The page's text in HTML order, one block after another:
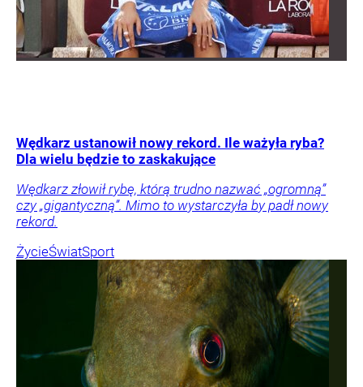
Wędkarz ustanowił nowy rekord. Ile ważyła ryba?
Dla wielu będzie to zaskakujące
Wędkarz złowił rybę, którą trudno nazwać „ogromną”
czy „gigantyczną”. Mimo to wystarczyła by padł nowy
rekord.
ŻycieŚwiatSport